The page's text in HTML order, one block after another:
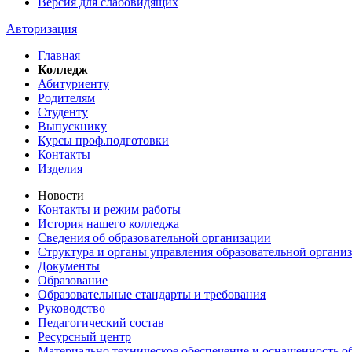
Авторизация
Главная
Колледж
Абитуриенту
Родителям
Студенту
Выпускнику
Курсы проф.подготовки
Контакты
Изделия
Новости
Контакты и режим работы
История нашего колледжа
Сведения об образовательной организации
Структура и органы управления образовательной
Документы
Образование
Образовательные стандарты и требования
Руководство
Педагогический состав
Ресурсный центр